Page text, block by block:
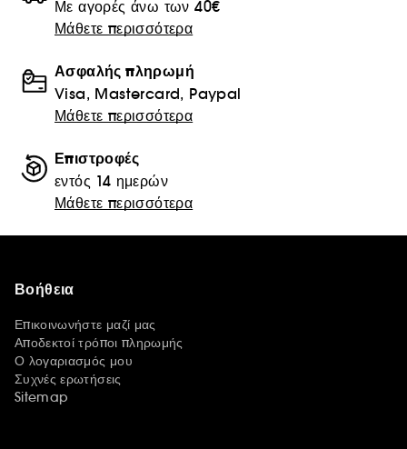
Με αγορές άνω των 40€
Μάθετε περισσότερα
Ασφαλής πληρωμή
Visa, Mastercard, Paypal
Μάθετε περισσότερα
Επιστροφές
εντός 14 ημερών
Μάθετε περισσότερα
Βοήθεια
Επικοινωνήστε μαζί μας
Αποδεκτοί τρόποι πληρωμής
Ο λογαριασμός μου
Συχνές ερωτήσεις
Sitemap